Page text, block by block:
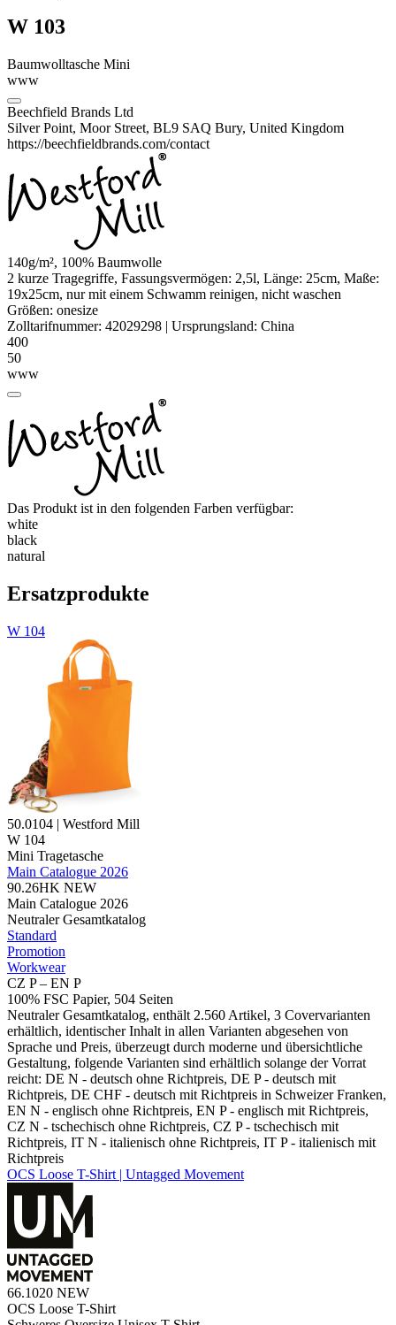
W 103
Baumwolltasche Mini
www
Beechfield Brands Ltd
Silver Point, Moor Street, BL9 SAQ Bury, United Kingdom
https://beechfieldbrands.com/contact
140g/m², 100% Baumwolle
2 kurze Tragegriffe, Fassungsvermögen: 2,5l, Länge: 25cm, Maße:
19x25cm, nur mit einem Schwamm reinigen, nicht waschen
Größen: onesize
Zolltarifnummer: 42029298 | Ursprungsland: China
400
50
www
Das Produkt ist in den folgenden Farben verfügbar:
white
black
natural
Ersatzprodukte
W 104
50.0104 | Westford Mill
W 104
Mini Tragetasche
Main Catalogue 2026
90.26HK NEW
Main Catalogue 2026
Neutraler Gesamtkatalog
Standard
Promotion
Workwear
CZ P – EN P
100% FSC Papier, 504 Seiten
Neutraler Gesamtkatalog, enthält 2.560 Artikel, 3 Covervarianten
erhältlich, identischer Inhalt in allen Varianten abgesehen von
Sprache und Preis, überzeugt durch moderne und übersichtliche
Gestaltung, folgende Varianten sind erhältlich solange der Vorrat
reicht: DE N - deutsch ohne Richtpreis, DE P - deutsch mit
Richtpreis, DE CHF - deutsch mit Richtpreis in Schweizer Franken,
EN N - englisch ohne Richtpreis, EN P - englisch mit Richtpreis,
CZ N - tschechisch ohne Richtpreis, CZ P - tschechisch mit
Richtpreis, IT N - italienisch ohne Richtpreis, IT P - italienisch mit
Richtpreis
OCS Loose T-Shirt | Untagged Movement
66.1020 NEW
OCS Loose T-Shirt